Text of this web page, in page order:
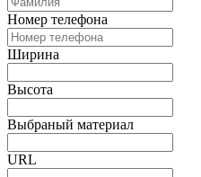
Номер телефона
Ширина
Высота
Выбраный материал
URL